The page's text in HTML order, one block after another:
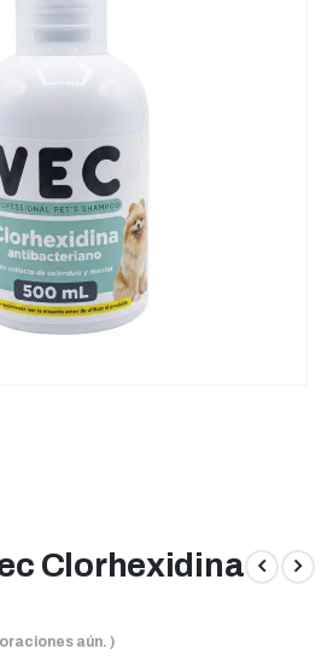
Clorhexidina
aún. )